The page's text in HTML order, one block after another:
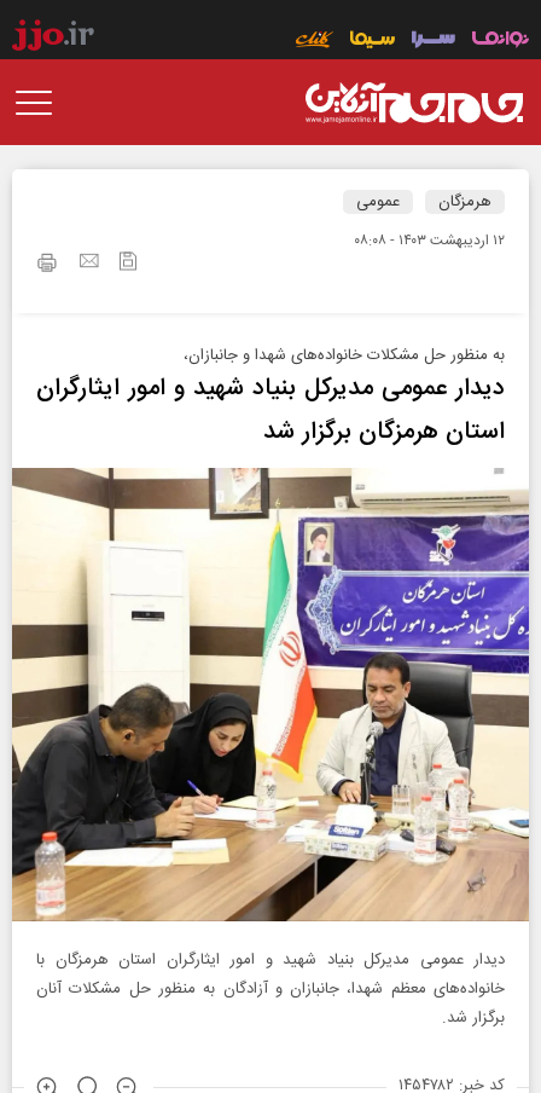
هرمزگان عمومی
۱۲ ارديبهشت ۱۴۰۳ - ۰۸:۰۸
به منظور حل مشکلات خانواده‌های شهدا و جانبازان،
دیدار عمومی مدیرکل بنیاد شهید و امور ایثارگران
استان هرمزگان برگزار شد
دیدار عمومی مدیرکل بنیاد شهید و امور ایثارگران استان هرمزگان با
خانواده‌های معظم شهدا، جانبازان و آزادگان به منظور حل مشکلات آنان
برگزار شد.
کد خبر: ۱۴۵۴۷۸۲